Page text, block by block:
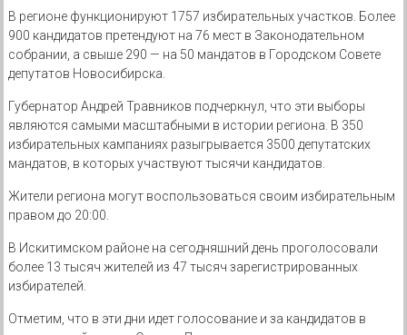
В регионе функционируют 1757 избирательных участков. Более
900 кандидатов претендуют на 76 мест в Законодательном
собрании, а свыше 290 — на 50 мандатов в Городском Совете
депутатов Новосибирска.
Губернатор Андрей Травников подчеркнул, что эти выборы
являются самыми масштабными в истории региона. В 350
избирательных кампаниях разыгрывается 3500 депутатских
мандатов, в которых участвуют тысячи кандидатов.
Жители региона могут воспользоваться своим избирательным
правом до 20:00.
В Искитимском районе на сегодняшний день проголосовали
более 13 тысяч жителей из 47 тысяч зарегистрированных
избирателей.
Отметим, что в эти дни идет голосование и за кандидатов в